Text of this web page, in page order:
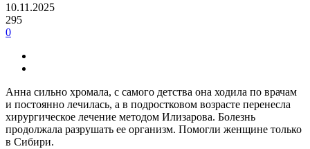
10.11.2025
295
0
Анна сильно хромала, с самого детства она ходила по врачам
и постоянно лечилась, а в подростковом возрасте перенесла
хирургическое лечение методом Илизарова. Болезнь
продолжала разрушать ее организм. Помогли женщине только
в Сибири.